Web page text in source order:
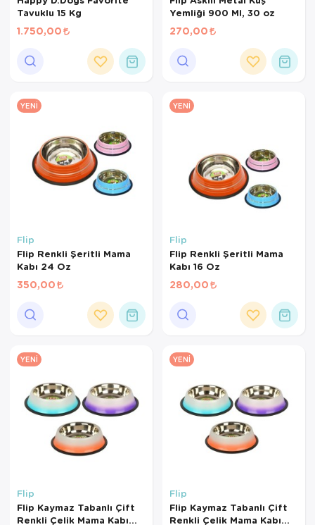
Tavuklu 15 Kg
1.750,00
Yemliği 900 Ml, 30 oz
270,00
YENI
Flip
Flip Renkli Şeritli Mama
Kabı 24 Oz
350,00
YENI
Flip
Flip Renkli Şeritli Mama
Kabı 16 Oz
280,00
YENI
Flip
Flip Kaymaz Tabanlı Çift
Renkli Çelik Mama Kabı
YENI
Flip
Flip Kaymaz Tabanlı Çift
Renkli Çelik Mama Kabı